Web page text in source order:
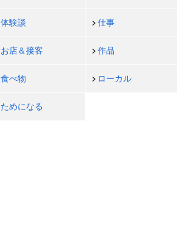
体験談 仕事
お店＆接客 作品
食べ物 ローカル
ためになる